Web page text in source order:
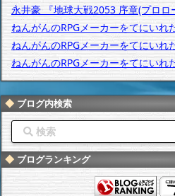
永井豪 『地球大戦2053 序章(プロロ
ねんがんのRPGメーカーをてにいれ
ねんがんのRPGメーカーをてにいれ
ねんがんのRPGメーカーをてにいれ
ブログ内検索
ブログランキング